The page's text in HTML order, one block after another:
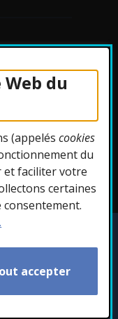
du
(appeléscookies
du
et faciliter votre
certaines
accepter
- Cet hyperlien